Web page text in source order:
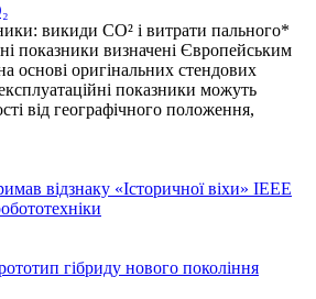
викиди СО² і витрати пального*
визначені Європейським
основі оригінальних стендових
показники можуть
від географічного положення,
відзнаку «Історичної віхи» IEEE
гібриду нового покоління